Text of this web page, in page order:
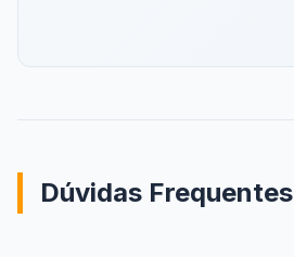
Dúvidas Frequentes